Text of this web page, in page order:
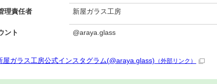
理責任者 新屋ガラス工房
ント @araya.glass
屋ガラス工房公式インスタグラム(@araya.glass) （外部リンク）